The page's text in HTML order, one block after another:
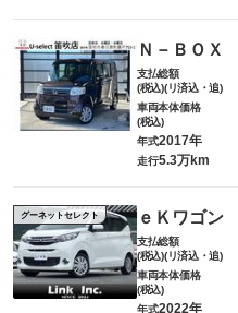
Ｎ－ＢＯＸ
支払総額
(税込)(リ済込・追)
車両本体価格
(税込)
年式2017年
走行5.3万km
グーネットセレクト ｅＫワゴン
支払総額
(税込)(リ済込・追)
車両本体価格
(税込)
年式2022年